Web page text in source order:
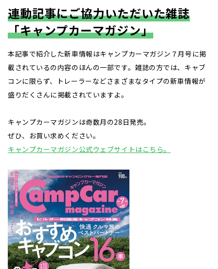
連動記事にご協力いただいた雑誌
「キャンプカーマガジン」
本記事で紹介した新車情報はキャンプカーマガジン７月号に掲
載されているの内容のほんの一部です。雑誌の方では、キャブ
コンに限らず、トレーラーなどさまざまなタイプの新車情報が
盛りだくさんに掲載されていますよ。
キャンプカーマガジンは奇数月の28日発売。
ぜひ、お買い求めください。
キャンプカーマガジン公式ウェブサイトはこちら。